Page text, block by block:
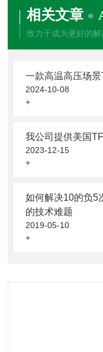
相关文章
致力于成为更好的解
一款高温高压场
2024-10-08
+
我公司提供美国
2023-12-15
+
如何解决10的负5
的技术难题
2019-05-10
+